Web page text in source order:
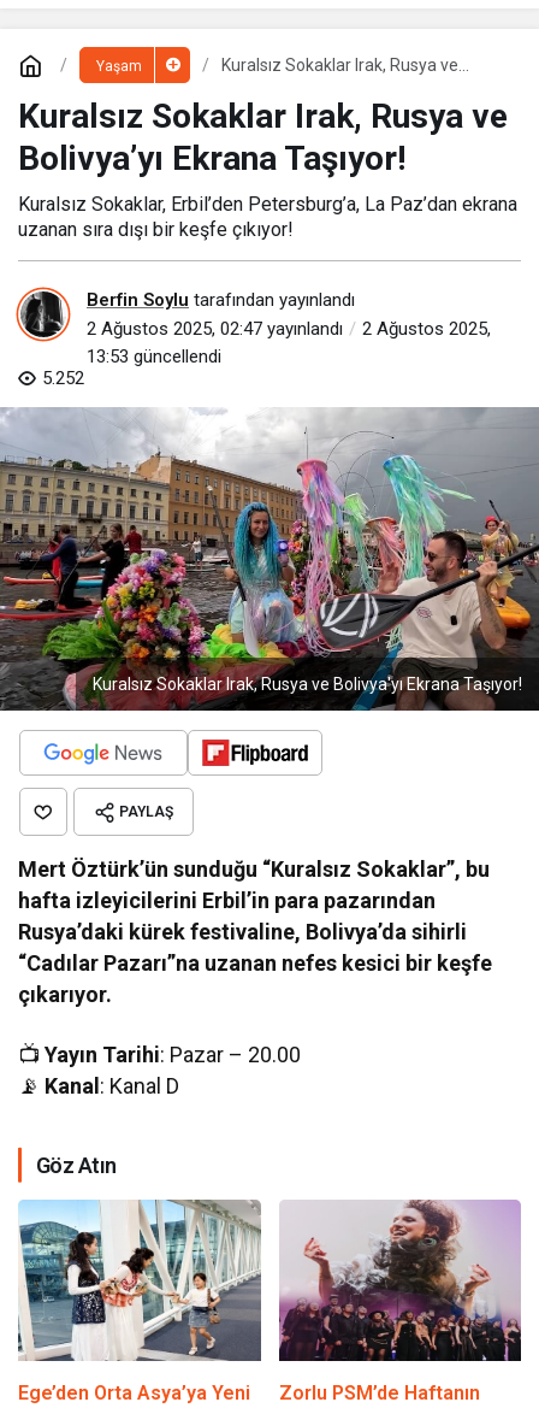
Yaşam
Kuralsız Sokaklar Irak, Rusya ve
Kuralsız Sokaklar Irak, Rusya ve
Bolivya’yı Ekrana Taşıyor!
Kuralsız Sokaklar, Erbil’den Petersburg’a, La Paz’dan ekrana
uzanan sıra dışı bir keşfe çıkıyor!
Berfin Soylu tarafından yayınlandı
2 Ağustos 2025, 02:47 yayınlandı
2 Ağustos 2025,
13:53 güncellendi
5.252
Kuralsız Sokaklar Irak, Rusya ve Bolivya'yı Ekrana Taşıyor!
PAYLAŞ
Mert Öztürk’ün sunduğu “Kuralsız Sokaklar”, bu
hafta izleyicilerini Erbil’in para pazarından
Rusya’daki kürek festivaline, Bolivya’da sihirli
“Cadılar Pazarı”na uzanan nefes kesici bir keşfe
çıkarıyor.
📺Yayın Tarihi: Pazar – 20.00
📡 Kanal: Kanal D
Göz Atın
Ege’den Orta Asya’ya Yeni
Zorlu PSM’de Haftanın